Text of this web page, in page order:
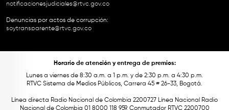
notificacionesjudiciales@rtvc.gov.co
Denuncias por actos de corrupción:
soytransparente@rtvc.gov.co
Horario de atención y entrega de premios:
Lunes a viernes de 8:30 a.m. a 1 p.m. y de 2:30 p.m. a 4:30 p.m.
RTVC Sistema de Medios Públicos, Carrera 45 # 26-33, Bogotá.
Línea directa Radio Nacional de Colombia 2200727 Línea Nacional Radio
Nacional de Colombia 01 8000 118 959. Conmutador RTVC 2200700